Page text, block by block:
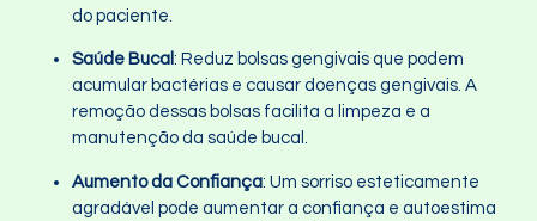
do paciente.
Saúde Bucal : Reduz bolsas gengivais que podem
acumular bactérias e causar doenças gengivais. A
remoção dessas bolsas facilita a limpeza e a
manutenção da saúde bucal.
Aumento da Confiança: Um sorriso esteticamente
agradável pode aumentar a confiança e autoestima